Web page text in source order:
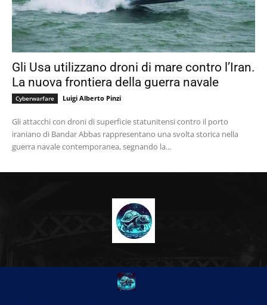
Gli Usa utilizzano droni di mare contro l’Iran.
La nuova frontiera della guerra navale
Cyberwarfare Luigi Alberto Pinzi
Gli attacchi con droni di superficie statunitensi contro il porto
iraniano di Bandar Abbas rappresentano una svolta storica nella
guerra navale contemporanea, segnando la...
CHI SIAMO